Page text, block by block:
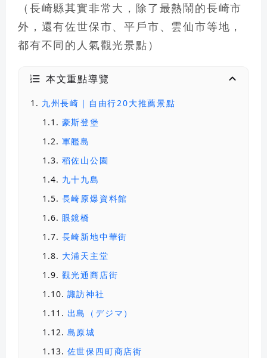
（長崎縣其實非常大，除了最熱鬧的長崎市
外，還有佐世保市、平戶市、雲仙市等地，
都有不同的人氣觀光景點）
本文重點導覽
九州長崎｜自由行20大推薦景點
豪斯登堡
軍艦島
稻佐山公園
九十九島
長崎原爆資料館
眼鏡橋
長崎新地中華街
大浦天主堂
觀光通商店街
諏訪神社
出島（デジマ）
島原城
佐世保四町商店街